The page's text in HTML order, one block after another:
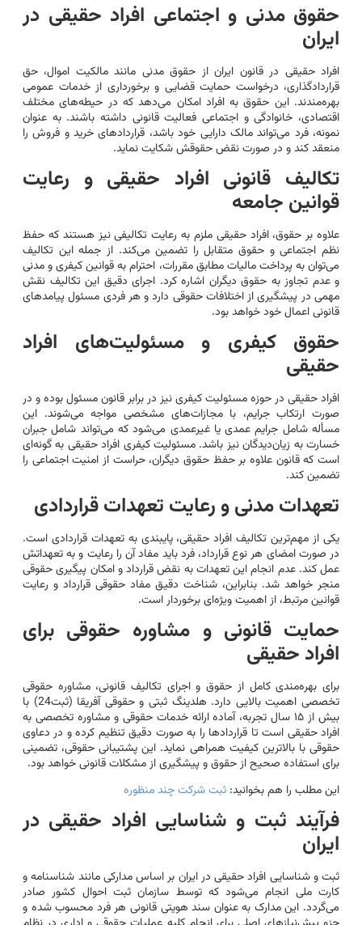
حقوق مدنی و اجتماعی افراد حقیقی در
ایران
افراد حقیقی در قانون ایران از حقوق مدنی مانند مالکیت اموال، حق
قراردادگذاری، درخواست حمایت قضایی و برخورداری از خدمات عمومی
بهره‌مندند. این حقوق به افراد امکان می‌دهد که در حیطه‌های مختلف
اقتصادی، خانوادگی و اجتماعی فعالیت قانونی داشته باشند. به عنوان
نمونه، فرد می‌تواند مالک دارایی خود باشد، قراردادهای خرید و فروش را
منعقد کند و در صورت نقض حقوقش شکایت نماید.
تکالیف قانونی افراد حقیقی و رعایت
قوانین جامعه
علاوه بر حقوق، افراد حقیقی ملزم به رعایت تکالیفی نیز هستند که حفظ
نظم اجتماعی و حقوق متقابل را تضمین می‌کند. از جمله این تکالیف
می‌توان به پرداخت مالیات مطابق مقررات، احترام به قوانین کیفری و مدنی
و عدم تجاوز به حقوق دیگران اشاره کرد. اجرای دقیق این تکالیف نقش
مهمی در پیشگیری از اختلافات حقوقی دارد و هر فردی مسئول پیامدهای
قانونی اعمال خود خواهد بود.
حقوق کیفری و مسئولیت‌های افراد
حقیقی
افراد حقیقی در حوزه مسئولیت کیفری نیز در برابر قانون مسئول بوده و در
صورت ارتکاب جرایم، با مجازات‌های مشخصی مواجه می‌شوند. این
مسأله شامل جرایم عمدی یا غیرعمدی می‌شود که می‌تواند شامل جبران
خسارت به زیان‌دیدگان نیز باشد. مسئولیت کیفری افراد حقیقی به گونه‌ای
است که قانون علاوه بر حفظ حقوق دیگران، حراست از امنیت اجتماعی را
تضمین کند.
تعهدات مدنی و رعایت تعهدات قراردادی
یکی از مهم‌ترین تکالیف افراد حقیقی، پایبندی به تعهدات قراردادی است.
در صورت امضای هر نوع قرارداد، فرد باید مفاد آن را رعایت و به تعهداتش
عمل کند. عدم انجام این تعهدات به نقض قرارداد و امکان پیگیری حقوقی
منجر خواهد شد. بنابراین، شناخت دقیق مفاد حقوقی قرارداد و رعایت
قوانین مرتبط، از اهمیت ویژه‌ای برخوردار است.
حمایت قانونی و مشاوره حقوقی برای
افراد حقیقی
برای بهره‌مندی کامل از حقوق و اجرای تکالیف قانونی، مشاوره حقوقی
تخصصی اهمیت بالایی دارد. هلدینگ ثبتی و حقوقی آفریقا (ثبت24) با
بیش از ۱۵ سال تجربه، آماده ارائه خدمات حقوقی و مشاوره تخصصی به
افراد حقیقی است تا قراردادها را به صورت دقیق تنظیم کرده و در دعاوی
حقوقی با بالاترین کیفیت همراهی نماید. این پشتیبانی حقوقی، تضمینی
برای استفاده صحیح از حقوق و پیشگیری از مشکلات قانونی خواهد بود.
این مطلب را هم بخوانید: ثبت شرکت چند منظوره
فرآیند ثبت و شناسایی افراد حقیقی در
ایران
ثبت و شناسایی افراد حقیقی در ایران بر اساس مدارکی مانند شناسنامه و
کارت ملی انجام می‌شود که توسط سازمان ثبت احوال کشور صادر
می‌گردد. این مدارک به عنوان سند هویتی قانونی هر فرد محسوب شده و